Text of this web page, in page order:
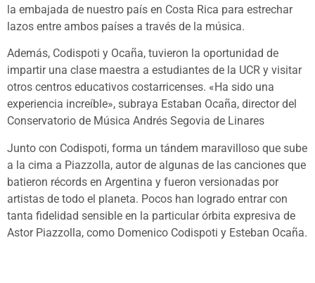
la embajada de nuestro país en Costa Rica para estrechar
lazos entre ambos países a través de la música.
Además, Codispoti y Ocaña, tuvieron la oportunidad de
impartir una clase maestra a estudiantes de la UCR y visitar
otros centros educativos costarricenses. «Ha sido una
experiencia increíble», subraya Estaban Ocaña, director del
Conservatorio de Música Andrés Segovia de Linares
Junto con Codispoti, forma un tándem maravilloso que sube
a la cima a Piazzolla, autor de algunas de las canciones que
batieron récords en Argentina y fueron versionadas por
artistas de todo el planeta. Pocos han logrado entrar con
tanta fidelidad sensible en la particular órbita expresiva de
Astor Piazzolla, como Domenico Codispoti y Esteban Ocaña.